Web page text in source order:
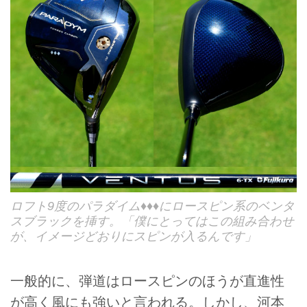
ロフト9度のパラダイム♦♦♦にロースピン系のベンタ
スブラックを挿す。「僕にとってはこの組み合わせ
が、イメージどおりにスピンが入るんです」
一般的に、弾道はロースピンのほうが直進性
が高く風にも強いと言われる。しかし、河本